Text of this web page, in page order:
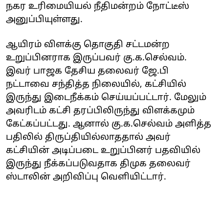
நகர உரிமையியல் நீதிமன்றம் நோட்டீஸ்
அனுப்பியுள்ளது.
ஆயிரம் விளக்கு தொகுதி சட்டமன்ற
உறுப்பினராக இருப்பவர் கு.க.செல்வம்.
இவர் பாஜக தேசிய தலைவர் ஜே.பி
நட்டாவை சந்தித்த நிலையில், கட்சியில்
இருந்து இடைநீக்கம் செய்யப்பட்டார். மேலும்
அவரிடம் கட்சி தரப்பிலிருந்து விளக்கமும்
கேட்கப்பட்டது. ஆனால் கு.க.செல்வம் அளித்த
பதிலில் திருப்தியில்லாததால் அவர்
கட்சியின் அடிப்படை உறுப்பினர் பதவியில்
இருந்து நீக்கப்படுவதாக திமுக தலைவர்
ஸ்டாலின் அறிவிப்பு வெளியிட்டார்.